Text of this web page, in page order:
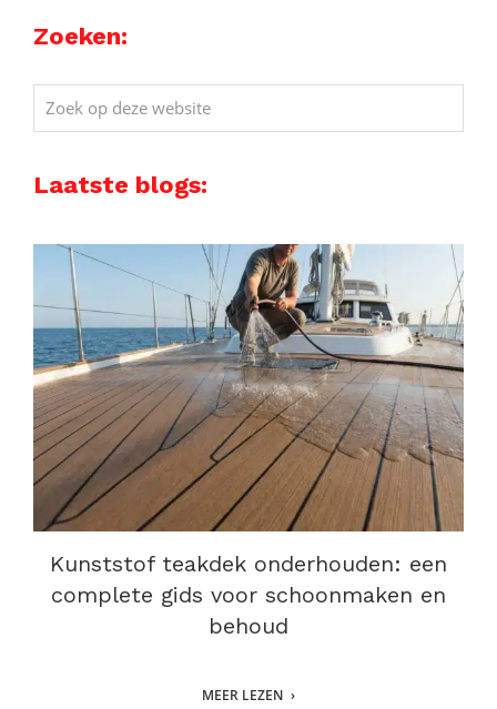
Zoeken:
Zoek
op
website
Laatste blogs:
Kunststof teakdek onderhouden: een
complete gids voor schoonmaken en
behoud
MEER LEZEN